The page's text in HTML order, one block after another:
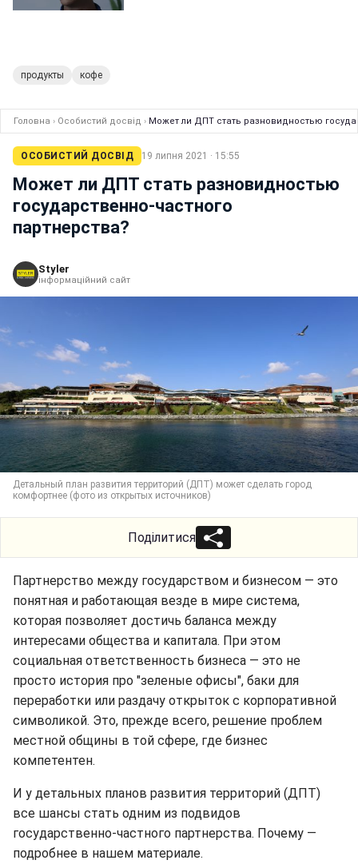
продукты кофе
Головна › Особистий досвід › Может ли ДПТ стать разновидностью
ОСОБИСТИЙ ДОСВІД 19 липня 2021 · 15:55
Может ли ДПТ стать разновидностью
государственно-частного
партнерства?
Styler
інформаційний сайт
Детальный план развития территорий (ДПТ) может сделать город
комфортнее (фото из открытых источников)
Поділитися
Партнерство между государством и бизнесом — это
понятная и работающая везде в мире система,
которая позволяет достичь баланса между
интересами общества и капитала. При этом
социальная ответственность бизнеса — это не
просто история про "зеленые офисы", баки для
переработки или раздачу открыток с корпоративной
символикой. Это, прежде всего, решение проблем
местной общины в той сфере, где бизнес
компетентен.
И у детальных планов развития территорий (ДПТ)
все шансы стать одним из подвидов
государственно-частного партнерства. Почему —
подробнее в нашем материале.